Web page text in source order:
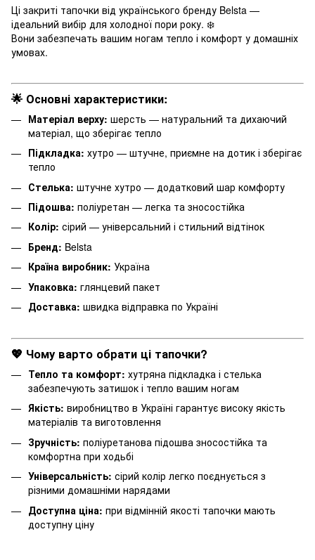
Ці закриті тапочки від українського бренду Belsta —
ідеальний вибір для холодної пори року. ❄️
Вони забезпечать вашим ногам тепло і комфорт у домашніх
умовах.
🌟 Основні характеристики:
Матеріал верху: шерсть — натуральний та дихаючий
матеріал, що зберігає тепло
Підкладка: хутро — штучне, приємне на дотик і зберігає
тепло
Стелька: штучне хутро — додатковий шар комфорту
Підошва: поліуретан — легка та зносостійка
Колір: сірий — універсальний і стильний відтінок
Бренд: Belsta
Країна виробник: Україна
Упаковка: глянцевий пакет
Доставка: швидка відправка по Україні
💖 Чому варто обрати ці тапочки?
Тепло та комфорт: хутряна підкладка і стелька
забезпечують затишок і тепло вашим ногам
Якість: виробництво в Україні гарантує високу якість
матеріалів та виготовлення
Зручність: поліуретанова підошва зносостійка та
комфортна при ходьбі
Універсальність: сірий колір легко поєднується з
різними домашніми нарядами
Доступна ціна: при відмінній якості тапочки мають
доступну ціну